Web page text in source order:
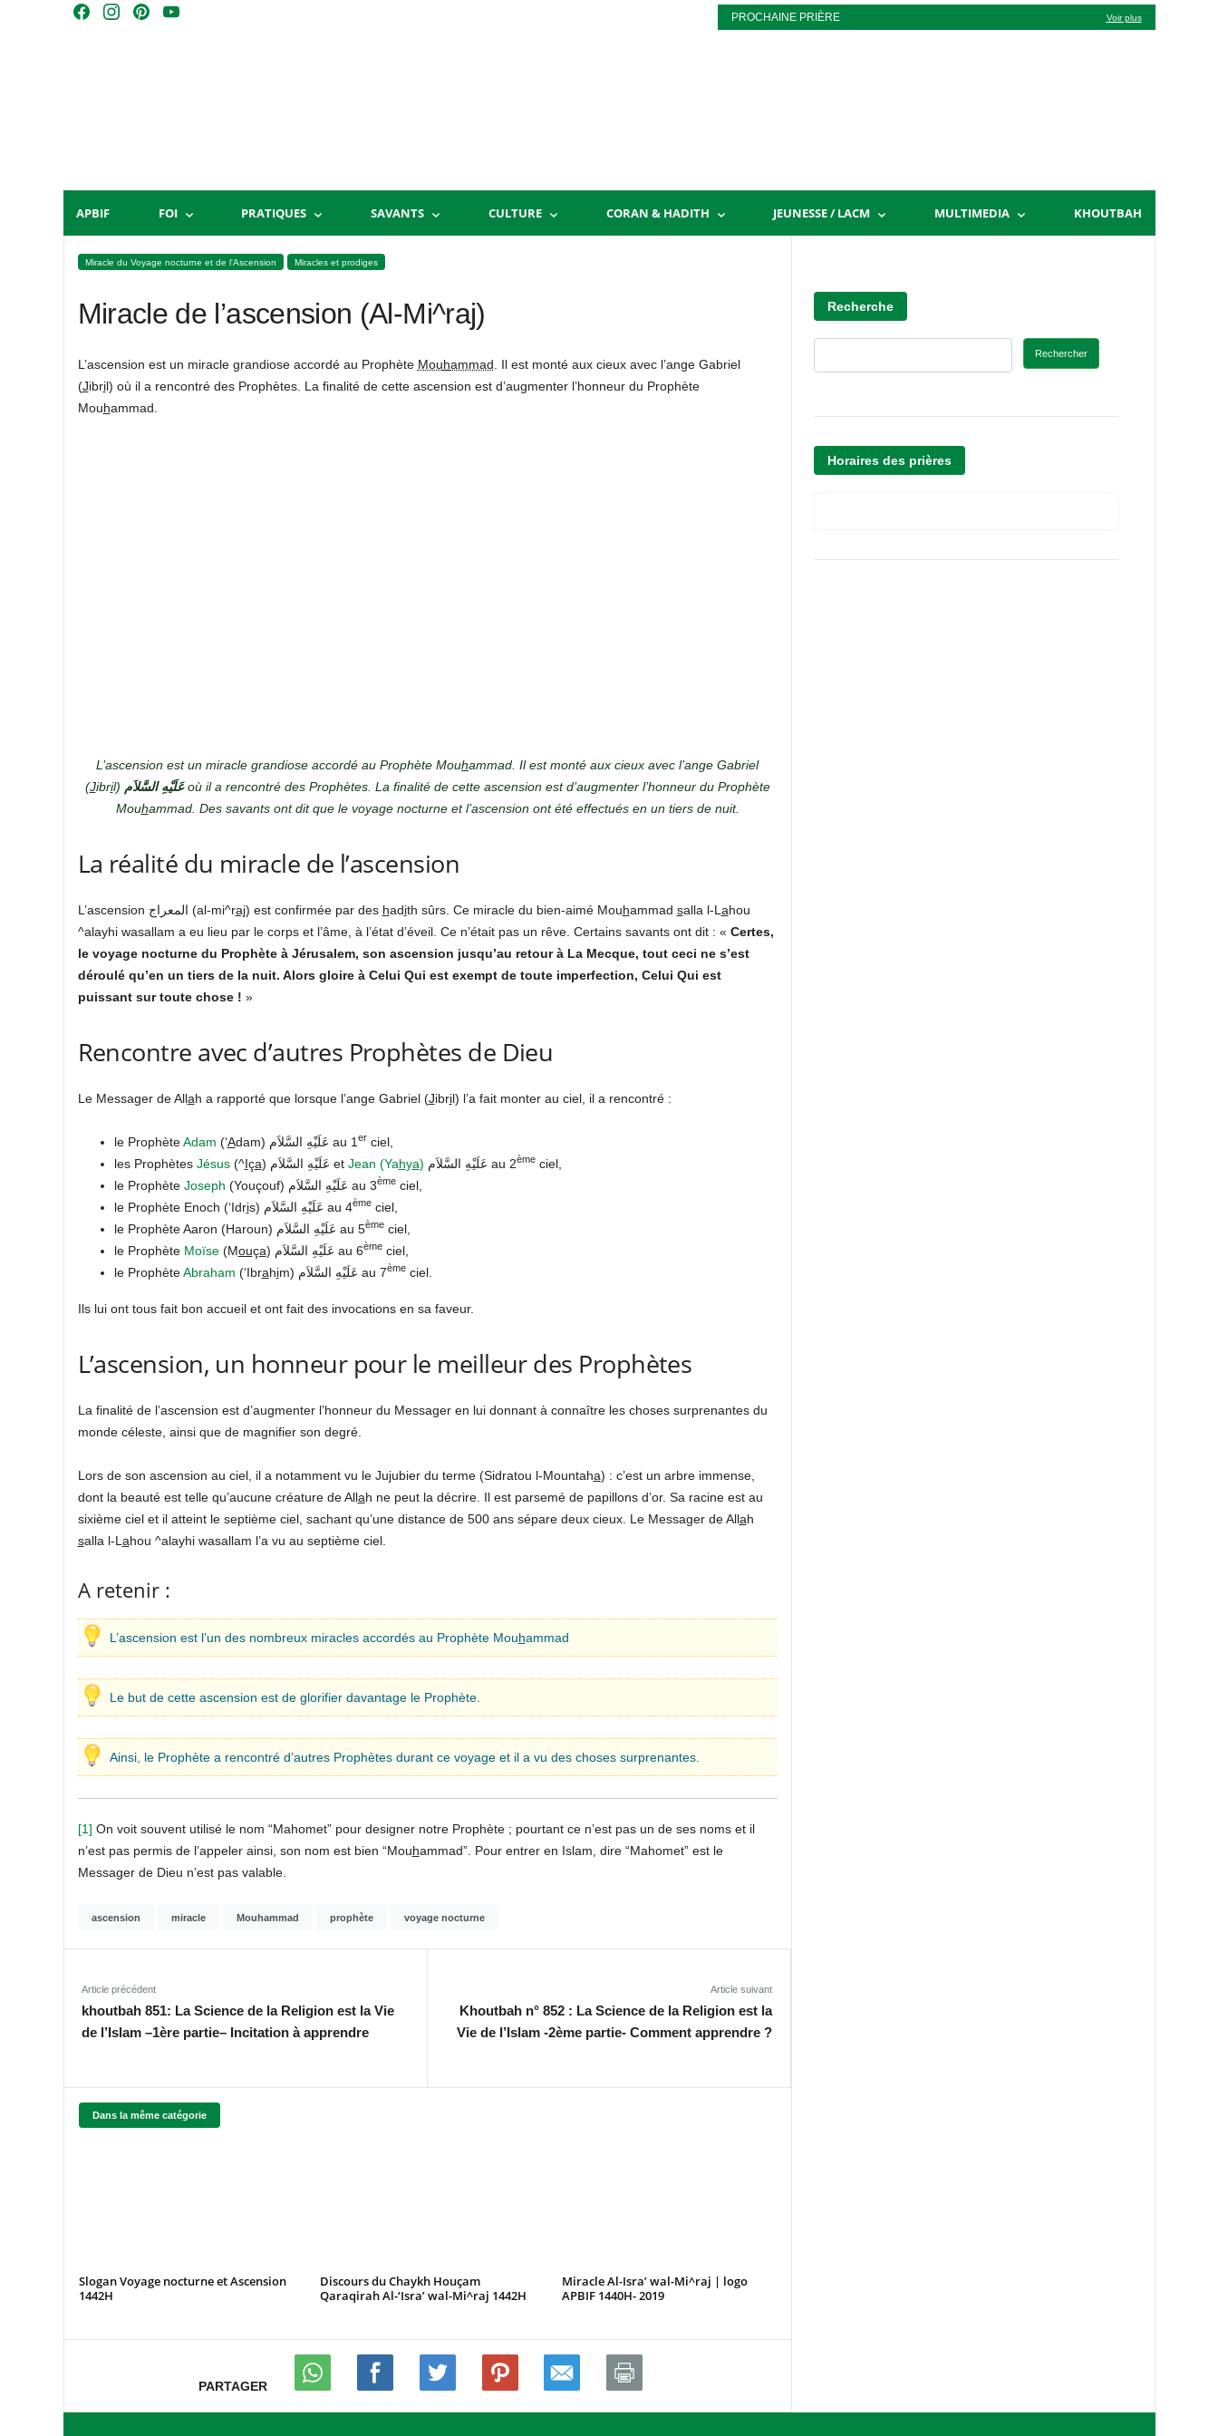
Skip
m
t
Y
PROCHAINE PRIÈRE Voir plus
APBIF FOI PRATIQUES SAVANTS CULTURE CORAN & HADITH JEUNESSE / LACM MULTIMEDIA KHOUTBAH
Miracle du Voyage nocturne et de l'Ascension Miracles et prodiges
Miracle de l’ascension (Al-Mi^raj)
L’ascension est un miracle grandiose accordé au Prophète Mouhammad . Il est monté aux cieux avec l’ange Gabriel
(Jibril) où il a rencontré des Prophètes. La finalité de cette ascension est d’augmenter l’honneur du Prophète
Mouhammad.
L’ascension est un miracle grandiose accordé au Prophète Mouhammad. Il est monté aux cieux avec l’ange Gabriel
(Jibril) عَلَيْهِ السَّلاَمoù il a rencontré des Prophètes. La finalité de cette ascension est d’augmenter l’honneur du Prophète
Mouhammad. Des savants ont dit que le voyage nocturne et l’ascension ont été effectués en un tiers de nuit.
La réalité du miracle de l’ascension
L’ascension المعراج (al-mi^raj) est confirmée par des hadith sûrs. Ce miracle du bien-aimé Mouhammad salla l-L ahou
^alayhi wasallam a eu lieu par le corps et l’âme, à l’état d’éveil. Ce n’était pas un rêve. Certains savants ont dit : « Certes,
le voyage nocturne du Prophète à Jérusalem, son ascension jusqu’au retour à La Mecque, tout ceci ne s’est
déroulé qu’en un tiers de la nuit. Alors gloire à Celui Qui est exempt de toute imperfection, Celui Qui est
puissant sur toute chose ! »
Rencontre avec d’autres Prophètes de Dieu
Le Messager de Allah a rapporté que lorsque l’ange Gabriel (Jibril) l’a fait monter au ciel, il a rencontré :
le ProphèteAdam (‘A dam) عَلَيْهِ السَّلاَم au 1 erciel,
les Prophètes Jésus(^Iça ) عَلَيْهِ السَّلاَم et Jean (Yahya) عَلَيْهِ السَّلاَم au 2èmeciel,
le Prophète Joseph (Youçouf) عَلَيْهِ السَّلاَم au 3èmeciel,
le Prophète Enoch (‘Idri s) عَلَيْهِ السَّلاَم au 4èmeciel,
le Prophète Aaron (Haroun) عَلَيْهِ السَّلاَم au 5èmeciel,
le Prophète Moïse(Mouça ) عَلَيْهِ السَّلاَم au 6èmeciel,
le ProphèteAbraham (‘Ibrahi m) عَلَيْهِ السَّلاَم au 7èmeciel.
Ils lui ont tous fait bon accueil et ont fait des invocations en sa faveur.
L’ascension, un honneur pour le meilleur des Prophètes
La finalité de l’ascension est d’augmenter l’honneur du Messager en lui donnant à connaître les choses surprenantes du
monde céleste, ainsi que de magnifier son degré.
Lors de son ascension au ciel, il a notamment vu le Jujubier du terme (Sidratou l-Mountaha) : c’est un arbre immense,
dont la beauté est telle qu’aucune créature de Allah ne peut la décrire. Il est parsemé de papillons d’or. Sa racine est au
sixième ciel et il atteint le septième ciel, sachant qu’une distance de 500 ans sépare deux cieux. Le Messager de Allah
salla l-L ahou ^alayhi wasallam l’a vu au septième ciel.
A retenir :
L’ascension est l’un des nombreux miracles accordés au Prophète Mouhammad
Le but de cette ascension est de glorifier davantage le Prophète.
Ainsi, le Prophète a rencontré d’autres Prophètes durant ce voyage et il a vu des choses surprenantes.
[1] On voit souvent utilisé le nom “Mahomet” pour designer notre Prophète ; pourtant ce n’est pas un de ses noms et il
n’est pas permis de l’appeler ainsi, son nom est bien “Mouhammad”. Pour entrer en Islam, dire “Mahomet” est le
Messager de Dieu n’est pas valable.
ascension miracle Mouhammad prophète voyage nocturne
Article précédent
khoutbah 851: La Science de la Religion est la Vie
de l’Islam –1ère partie– Incitation à apprendre
Article suivant
Khoutbah n° 852 : La Science de la Religion est la
Vie de l’Islam -2ème partie- Comment apprendre ?
Dans la même catégorie
Slogan Voyage nocturne et Ascension
1442H
Discours du Chaykh Houçam
Qaraqirah Al-‘Isra’ wal-Mi^raj 1442H
Miracle Al-Isra’ wal-Mi^raj | logo
APBIF 1440H- 2019
PARTAGER
Recherche
Rechercher
Horaires des prières